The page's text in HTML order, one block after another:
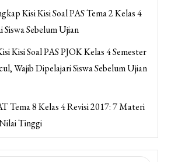
Kisi Kisi Soal PAS Tema 2 Kelas 4
Siswa Sebelum Ujian
Kisi Soal PAS PJOK Kelas 4 Semester
Wajib Dipelajari Siswa Sebelum Ujian
Tema 8 Kelas 4 Revisi 2017: 7 Materi
Tinggi